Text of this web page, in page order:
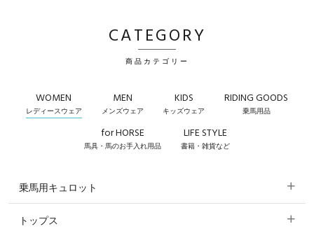
CATEGORY
商品カテゴリー
WOMEN
レディースウェア
MEN
メンズウェア
KIDS
キッズウェア
RIDING GOODS
乗馬用品
for HORSE
馬具・馬のお手入れ用品
LIFE STYLE
書籍・雑貨など
乗馬用キュロット
すべてのキュロット
トップス